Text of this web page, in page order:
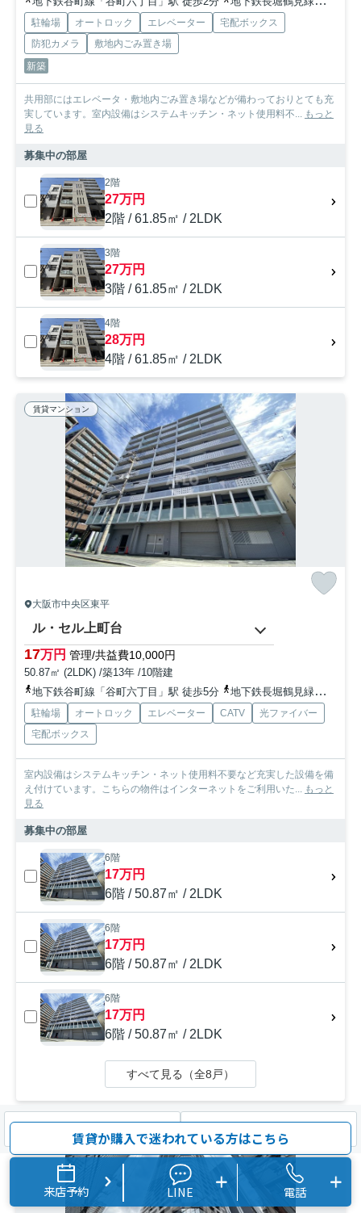
駐輪場 オートロック エレベーター
宅配ボックス
防犯カメラ
敷地内ごみ置き場
新築
共用部にはエレベータ・敷地内ごみ置き場などが備わっておりとても充
実しています。室内設備はシステムキッチン・ネット使用料不... もっと
見る
募集中の部屋
2階
27万円
2階 / 61.85㎡ / 2LDK
3階
27万円
3階 / 61.85㎡ / 2LDK
4階
28万円
4階 / 61.85㎡ / 2LDK
賃貸マンション
大阪市中央区東平
ル・セル上町台
17万円 管理/共益費10,000円
50.87㎡ (2LDK) /築13年 /10階建
地下鉄谷町線「谷町六丁目」駅 徒歩5分
地下鉄長堀鶴見緑地「松屋町」駅 徒歩13分
駐輪場 オートロック エレベーター CATV
光ファイバー
宅配ボックス
室内設備はシステムキッチン・ネット使用料不要など充実した設備を備
え付けています。こちらの物件はインターネットをご利用いた... もっと
見る
募集中の部屋
6階
17万円
6階 / 50.87㎡ / 2LDK
6階
17万円
6階 / 50.87㎡ / 2LDK
6階
17万円
6階 / 50.87㎡ / 2LDK
すべて見る（全8戸）
賃貸マンション
検索条件を変更 まとめてお問い合わせ
賃貸か購入で迷われている方はこちら
来店予約 LINE 電話